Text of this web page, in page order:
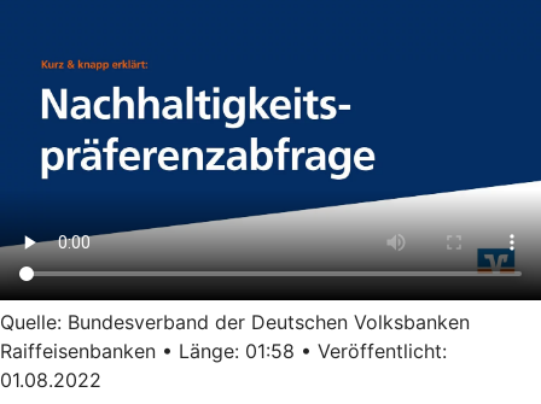
Quelle: Bundesverband der Deutschen Volksbanken
Raiffeisenbanken • Länge: 01:58 • Veröffentlicht:
01.08.2022